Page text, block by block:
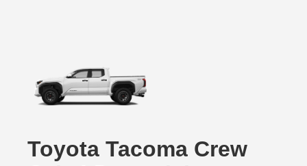
Toyota Tacoma Crew